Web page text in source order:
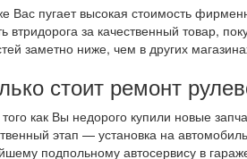
Вас пугает высокая стоимость
втридорога за качественный товар,
заметно ниже, чем в других
стоит ремонт
как Вы недорого купили новые
этап — установка на
подпольному автосервису в